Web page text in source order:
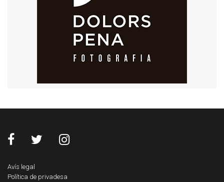
Avís legal
Política de privadesa